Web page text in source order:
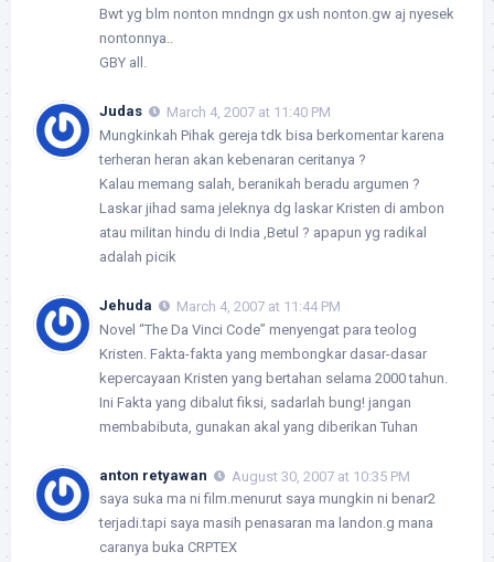
Bwt yg blm nonton mndngn gx ush nonton.gw aj nyesek
nontonnya..
GBY all.
Judas
March 4, 2007 at 11:40 PM
Mungkinkah Pihak gereja tdk bisa berkomentar karena
terheran heran akan kebenaran ceritanya ?
Kalau memang salah, beranikah beradu argumen ?
Laskar jihad sama jeleknya dg laskar Kristen di ambon
atau militan hindu di India ,Betul ? apapun yg radikal
adalah picik
Jehuda
March 4, 2007 at 11:44 PM
Novel “The Da Vinci Code” menyengat para teolog
Kristen. Fakta-fakta yang membongkar dasar-dasar
kepercayaan Kristen yang bertahan selama 2000 tahun.
Ini Fakta yang dibalut fiksi, sadarlah bung! jangan
membabibuta, gunakan akal yang diberikan Tuhan
anton retyawan
August 30, 2007 at 10:35 PM
saya suka ma ni film.menurut saya mungkin ni benar2
terjadi.tapi saya masih penasaran ma landon.g mana
caranya buka CRPTEX